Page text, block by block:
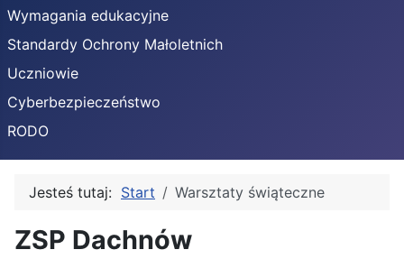
Wymagania edukacyjne
Standardy Ochrony Małoletnich
Uczniowie
Cyberbezpieczeństwo
RODO
Jesteś tutaj: Start Warsztaty świąteczne
ZSP Dachnów